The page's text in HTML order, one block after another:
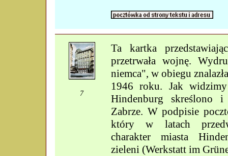
7
Ta kartka
przetrwała wojnę.
niemca", w obiegu
1946 roku. Jak
Hindenburg skreślono i
Zabrze. W podpisie
który w latach
charakter miasta
zieleni (Werkstatt im